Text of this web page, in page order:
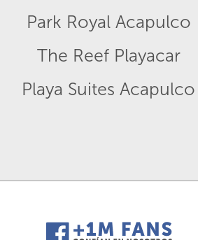
Park Royal Acapulco
The Reef Playacar
Playa Suites Acapulco